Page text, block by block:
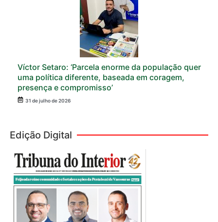
Víctor Setaro: ‘Parcela enorme da população quer
uma política diferente, baseada em coragem,
presença e compromisso’
31 de julho de 2026
Edição Digital